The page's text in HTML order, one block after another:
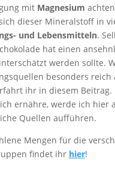
mit Magnesium
dieser Mineralstoff in
und Lebensmitteln.
hat einen
werden sollte.
besonders reich
ihr in diesem Beitrag.
ernähre, werde ich hier
Quellen aufführen.
Mengen für die
findet ihr hier!